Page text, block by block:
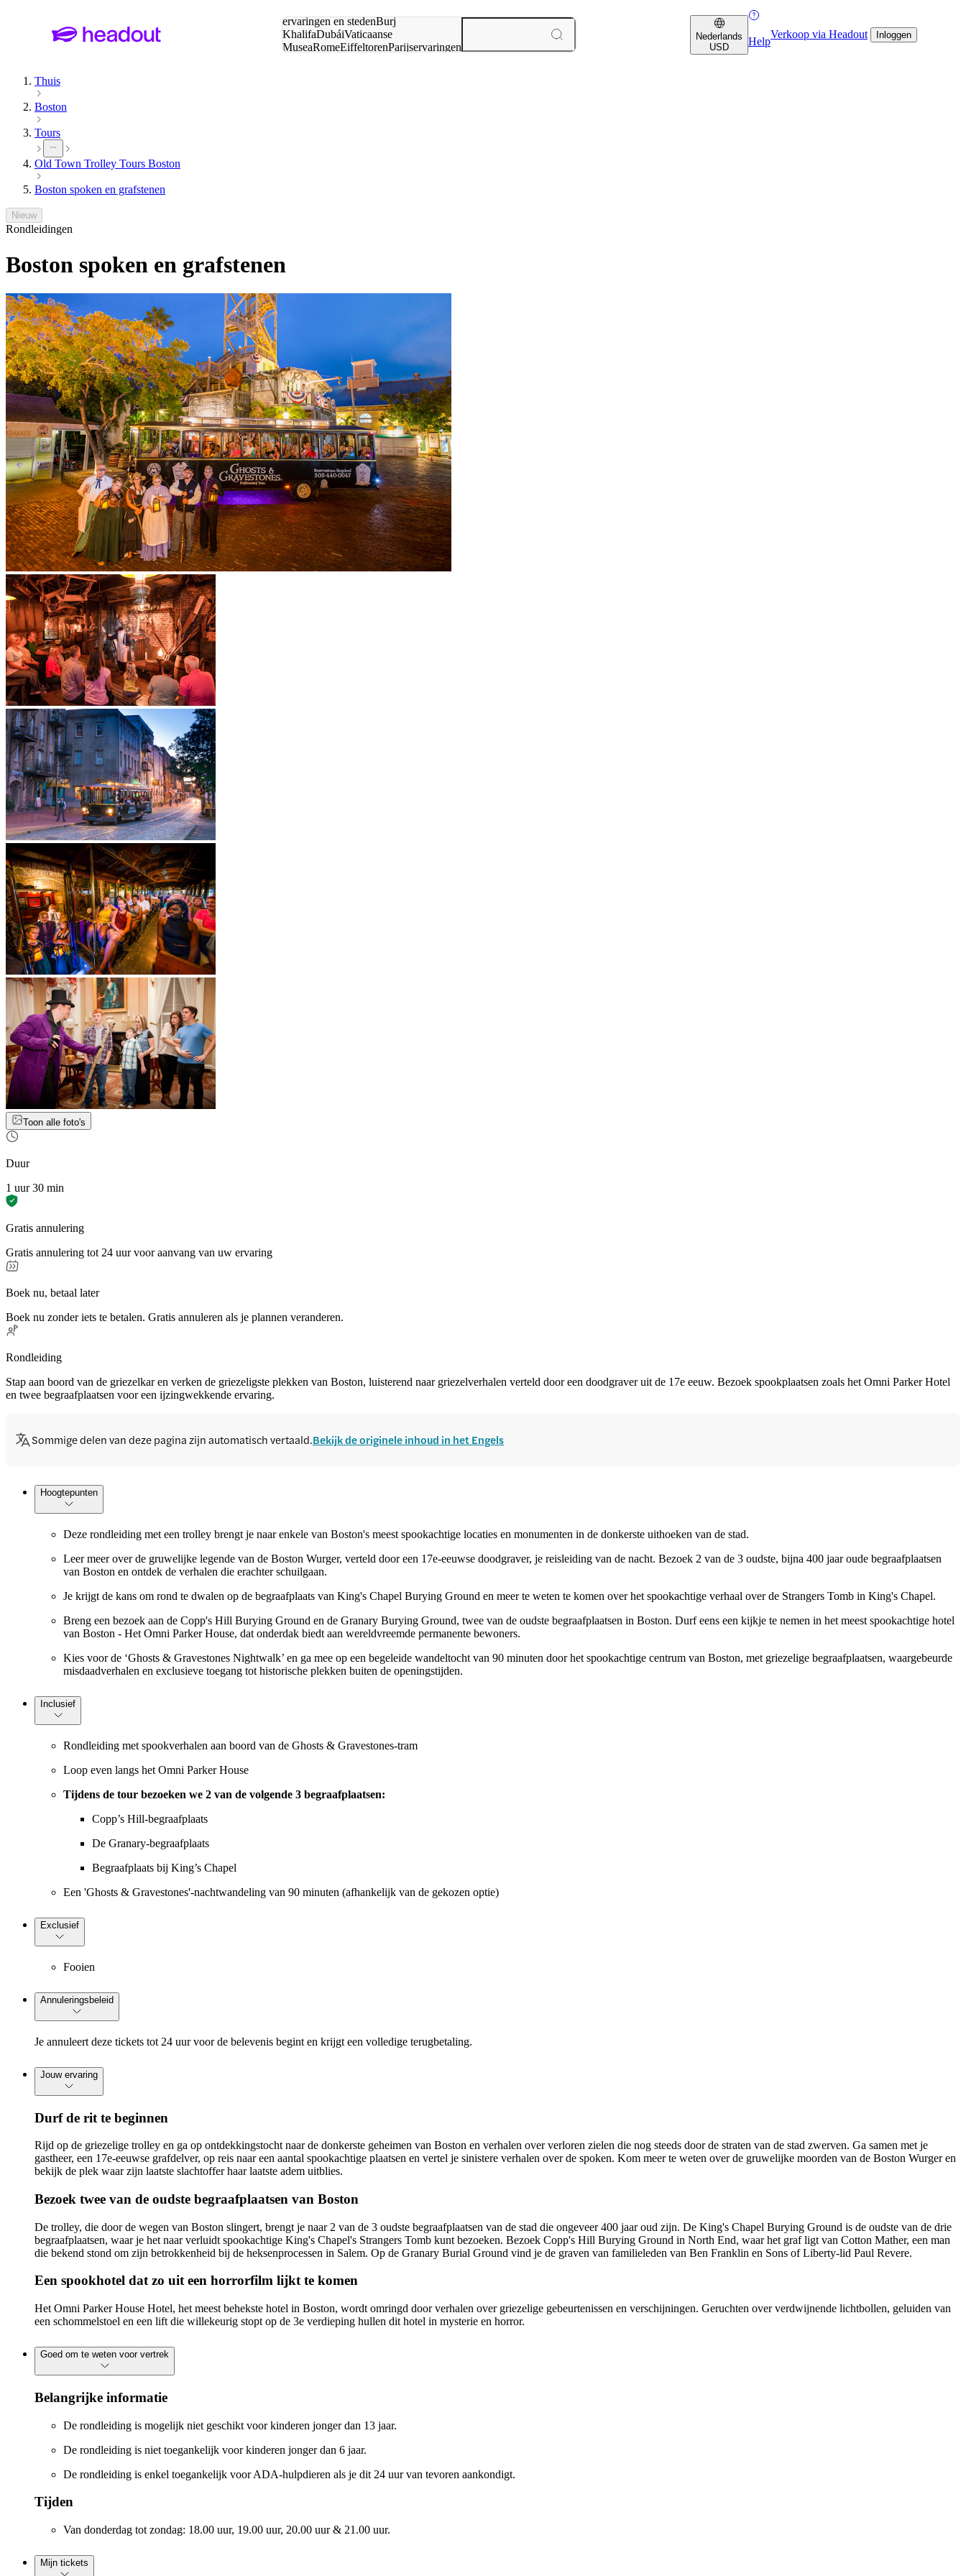
ervaringen en stedenBurj
KhalifaDubáiVaticaanse
MuseaRomeEiffeltorenParijservaringen
Nederlands
USD
Help
Verkoop via Headout Inloggen
Thuis
Boston
Tours
Old Town Trolley Tours Boston
Boston spoken en grafstenen
Nieuw
Rondleidingen
Boston spoken en grafstenen
Toon alle foto's
Duur
1 uur 30 min
Gratis annulering
Gratis annulering tot 24 uur voor aanvang van uw ervaring
Boek nu, betaal later
Boek nu zonder iets te betalen. Gratis annuleren als je plannen veranderen.
Rondleiding
Stap aan boord van de griezelkar en verken de griezeligste plekken van Boston, luisterend naar griezelverhalen verteld door een doodgraver uit de 17e eeuw. Bezoek spookplaatsen zoals het Omni Parker Hotel
en twee begraafplaatsen voor een ijzingwekkende ervaring.
Sommige delen van deze pagina zijn automatisch vertaald.Bekijk de originele inhoud in het Engels
Hoogtepunten
Deze rondleiding met een trolley brengt je naar enkele van Boston's meest spookachtige locaties en monumenten in de donkerste uithoeken van de stad.
Leer meer over de gruwelijke legende van de Boston Wurger, verteld door een 17e-eeuwse doodgraver, je reisleiding van de nacht. Bezoek 2 van de 3 oudste, bijna 400 jaar oude begraafplaatsen
van Boston en ontdek de verhalen die erachter schuilgaan.
Je krijgt de kans om rond te dwalen op de begraafplaats van King's Chapel Burying Ground en meer te weten te komen over het spookachtige verhaal over de Strangers Tomb in King's Chapel.
Breng een bezoek aan de Copp's Hill Burying Ground en de Granary Burying Ground, twee van de oudste begraafplaatsen in Boston. Durf eens een kijkje te nemen in het meest spookachtige hotel
van Boston - Het Omni Parker House, dat onderdak biedt aan wereldvreemde permanente bewoners.
Kies voor de ‘Ghosts & Gravestones Nightwalk’ en ga mee op een begeleide wandeltocht van 90 minuten door het spookachtige centrum van Boston, met griezelige begraafplaatsen, waargebeurde
misdaadverhalen en exclusieve toegang tot historische plekken buiten de openingstijden.
Inclusief
Rondleiding met spookverhalen aan boord van de Ghosts & Gravestones-tram
Loop even langs het Omni Parker House
Tijdens de tour bezoeken we 2 van de volgende 3 begraafplaatsen:
Copp’s Hill-begraafplaats
De Granary-begraafplaats
Begraafplaats bij King’s Chapel
Een 'Ghosts & Gravestones'-nachtwandeling van 90 minuten (afhankelijk van de gekozen optie)
Exclusief
Fooien
Annuleringsbeleid
Je annuleert deze tickets tot 24 uur voor de belevenis begint en krijgt een volledige terugbetaling.
Jouw ervaring
Durf de rit te beginnen
Rijd op de griezelige trolley en ga op ontdekkingstocht naar de donkerste geheimen van Boston en verhalen over verloren zielen die nog steeds door de straten van de stad zwerven. Ga samen met je
gastheer, een 17e-eeuwse grafdelver, op reis naar een aantal spookachtige plaatsen en vertel je sinistere verhalen over de spoken. Kom meer te weten over de gruwelijke moorden van de Boston Wurger en
bekijk de plek waar zijn laatste slachtoffer haar laatste adem uitblies.
Bezoek twee van de oudste begraafplaatsen van Boston
De trolley, die door de wegen van Boston slingert, brengt je naar 2 van de 3 oudste begraafplaatsen van de stad die ongeveer 400 jaar oud zijn. De King's Chapel Burying Ground is de oudste van de drie
begraafplaatsen, waar je het naar verluidt spookachtige King's Chapel's Strangers Tomb kunt bezoeken. Bezoek Copp's Hill Burying Ground in North End, waar het graf ligt van Cotton Mather, een man
die bekend stond om zijn betrokkenheid bij de heksenprocessen in Salem. Op de Granary Burial Ground vind je de graven van familieleden van Ben Franklin en Sons of Liberty-lid Paul Revere.
Een spookhotel dat zo uit een horrorfilm lijkt te komen
Het Omni Parker House Hotel, het meest behekste hotel in Boston, wordt omringd door verhalen over griezelige gebeurtenissen en verschijningen. Geruchten over verdwijnende lichtbollen, geluiden van
een schommelstoel en een lift die willekeurig stopt op de 3e verdieping hullen dit hotel in mysterie en horror.
Goed om te weten voor vertrek
Belangrijke informatie
De rondleiding is mogelijk niet geschikt voor kinderen jonger dan 13 jaar.
De rondleiding is niet toegankelijk voor kinderen jonger dan 6 jaar.
De rondleiding is enkel toegankelijk voor ADA-hulpdieren als je dit 24 uur van tevoren aankondigt.
Tijden
Van donderdag tot zondag: 18.00 uur, 19.00 uur, 20.00 uur & 21.00 uur.
Mijn tickets